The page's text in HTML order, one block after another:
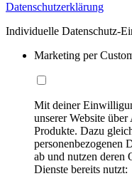
Datenschutzerklärung
Individuelle Datenschutz-
Marketing per
Mit deiner
unserer Website
Produkte. Dazu
personenbezogenen
ab und nutzen deren
Dienste bereits nutzt: